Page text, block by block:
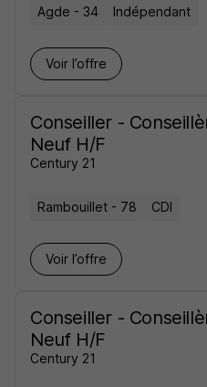
Agde - 34 Indépendant
Voir l’offre
Conseiller -
Neuf H/F
Century 21
Rambouillet - 78 CDI
Voir l’offre
Conseiller -
Neuf H/F
Century 21